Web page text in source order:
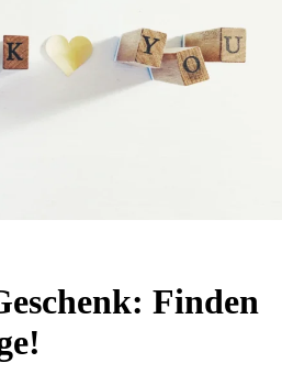
Finden